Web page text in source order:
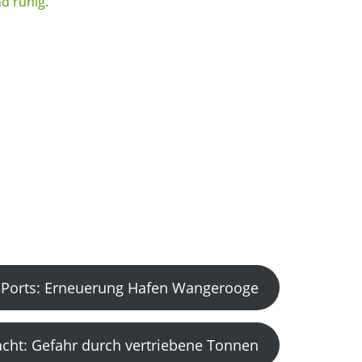
Erneuerung Hafen Wangerooge
Gefahr durch vertriebene Tonnen